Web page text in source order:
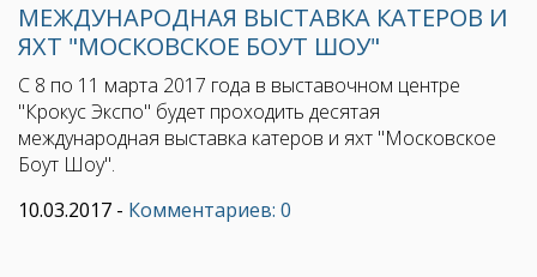
МЕЖДУНАРОДНАЯ ВЫСТАВКА КАТЕРОВ И
ЯХТ "МОСКОВСКОЕ БОУТ ШОУ"
С 8 по 11 марта 2017 года в выставочном центре
"Крокус Экспо" будет проходить десятая
международная выставка катеров и яхт "Московское
Боут Шоу".
10.03.2017 - Комментариев: 0